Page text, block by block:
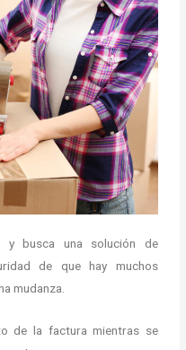
y busca una solución de
de que hay muchos
mudanza.
de la factura mientras se